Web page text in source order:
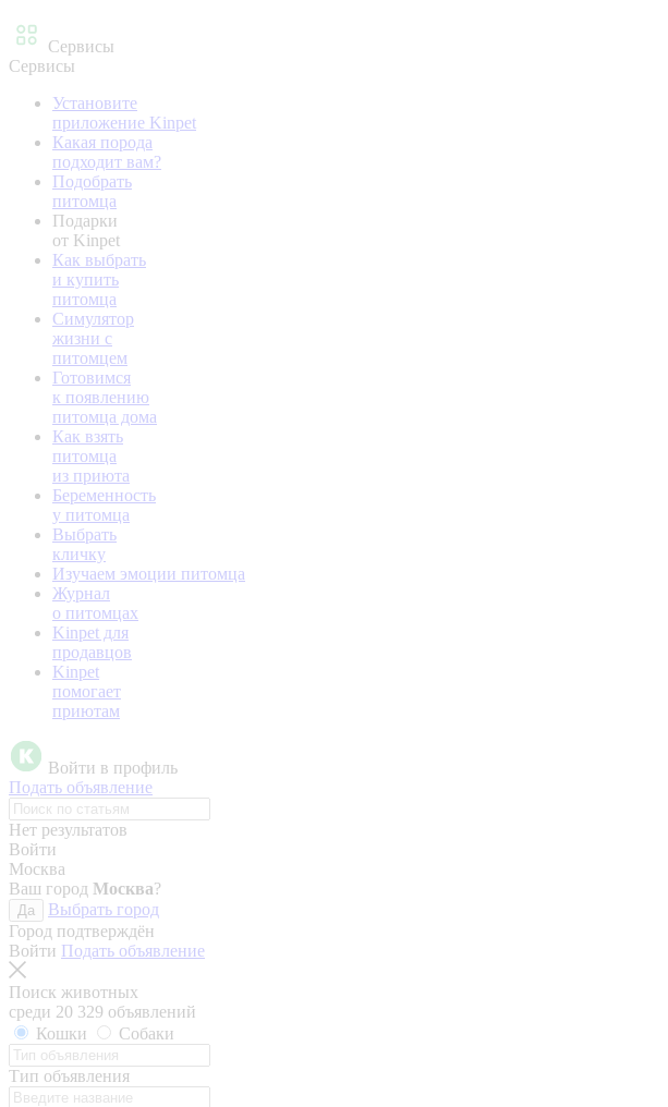
Сервисы
Сервисы
Установите
приложение Kinpet
Какая порода
подходит вам?
Подобрать
питомца
Подарки
от Kinpet
Как выбрать
и купить
питомца
Симулятор
жизни с
питомцем
Готовимся
к появлению
питомца дома
Как взять
питомца
из приюта
Беременность
у питомца
Выбрать
кличку
Изучаем эмоции питомца
Журнал
о питомцах
Kinpet для
продавцов
Kinpet
помогает
приютам
Войти в профиль
Подать объявление
Нет результатов
Войти
Москва
Ваш город Москва?
Да
Выбрать город
Город подтверждён
Войти Подать объявление
Поиск животных
среди 20 329 объявлений
Кошки
Собаки
Тип объявления